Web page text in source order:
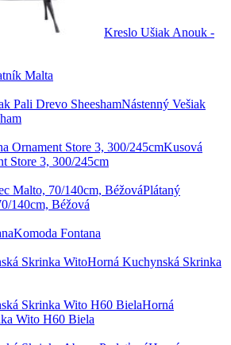
Kreslo Ušiak Anouk -
Malta
Nástenný Vešiak
Kusová
Store 3, 300/245cm
Plátaný
140cm, Béžová
Komoda Fontana
Horná Kuchynská Skrinka
Horná
Wito H60 Biela